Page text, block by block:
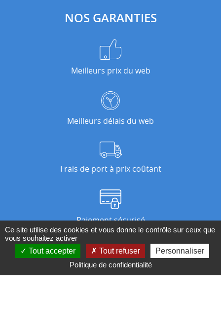
NOS GARANTIES
Meilleurs prix du web
Meilleurs délais du web
Frais de port à prix coûtant
Paiement sécurisé
Nos magasins
Ce site utilise des cookies et vous donne le contrôle sur ceux que
vous souhaitez activer
Tout accepter
Tout refuser
Personnaliser
Politique de confidentialité